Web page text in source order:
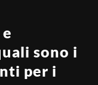
sono i
per i